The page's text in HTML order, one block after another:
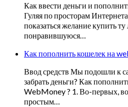
Как ввести деньги и
Гуляя по просторам
показаться желание купить
понравившуюся…
Как пополнить кошелек на
Ввод средств Мы подошли к
забрать деньги? Как
WebMoney ? 1. Во-первых,
простым…